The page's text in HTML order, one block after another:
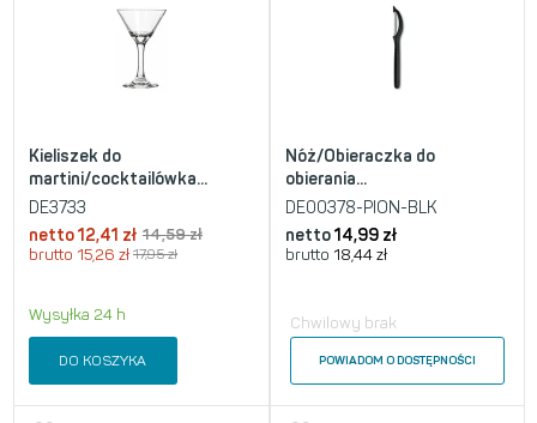
Kieliszek do
martini/cocktailówka...
DE3733
netto12,41 zł 14,59zł
brutto 15,26 zł 17,95zł
Wysyłka 24 h
DO KOSZYKA
Nóż/Obieraczka do
obierania...
DE00378-PION-BLK
netto 14,99 zł
brutto 18,44 zł
Chwilowy brak
POWIADOM O DOSTĘPNOŚCI